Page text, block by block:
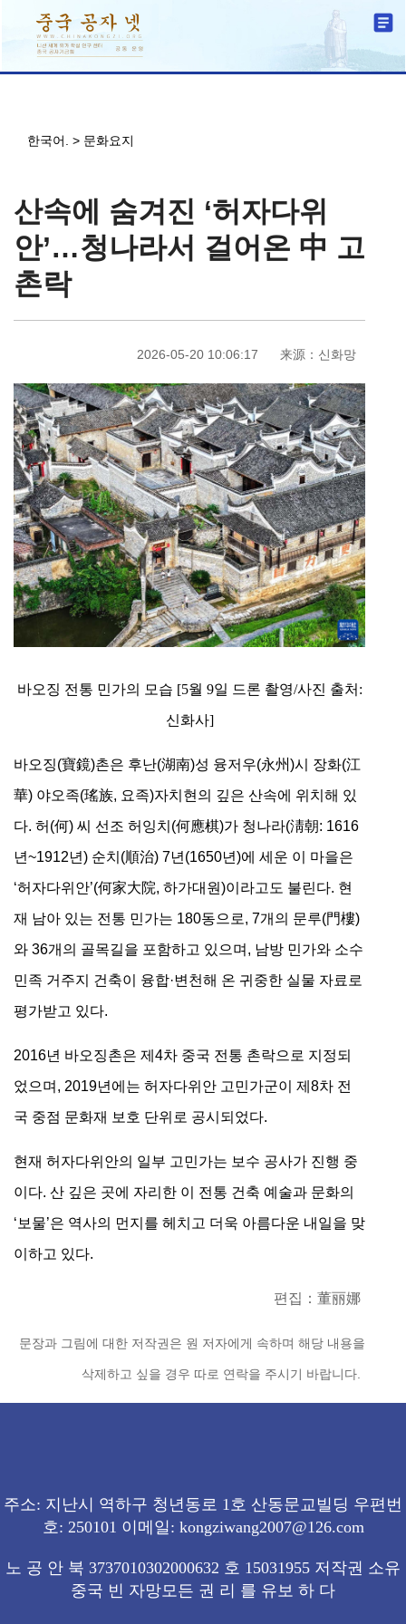
한국어. > 문화요지
산속에 숨겨진 ‘허자다위
안’…청나라서 걸어온 中 고
촌락
2026-05-20 10:06:17 来源：신화망
바오징 전통 민가의 모습 [5월 9일 드론 촬영/사진 출처:
신화사]
​바오징(寶鏡)촌은 후난(湖南)성 융저우(永州)시 장화(江
華) 야오족(瑤族, 요족)자치현의 깊은 산속에 위치해 있
다. 허(何) 씨 선조 허잉치(何應棋)가 청나라(淸朝: 1616
년~1912년) 순치(順治) 7년(1650년)에 세운 이 마을은
‘허자다위안’(何家大院, 하가대원)이라고도 불린다. 현
재 남아 있는 전통 민가는 180동으로, 7개의 문루(門樓)
와 36개의 골목길을 포함하고 있으며, 남방 민가와 소수
민족 거주지 건축이 융합·변천해 온 귀중한 실물 자료로
평가받고 있다.
2016년 바오징촌은 제4차 중국 전통 촌락으로 지정되
었으며, 2019년에는 허자다위안 고민가군이 제8차 전
국 중점 문화재 보호 단위로 공시되었다.
현재 허자다위안의 일부 고민가는 보수 공사가 진행 중
이다. 산 깊은 곳에 자리한 이 전통 건축 예술과 문화의
‘보물’은 역사의 먼지를 헤치고 더욱 아름다운 내일을 맞
이하고 있다.
편집：董丽娜
문장과 그림에 대한 저작권은 원 저자에게 속하며 해당 내용을
삭제하고 싶을 경우 따로 연락을 주시기 바랍니다.
주소: 지난시 역하구 청년동로 1호 산동문교빌딩 우편번
호: 250101 이메일: kongziwang2007@126.com
노 공 안 북 3737010302000632 호 15031955 저작권 소유
중국 빈 자망모든 권 리 를 유보 하 다